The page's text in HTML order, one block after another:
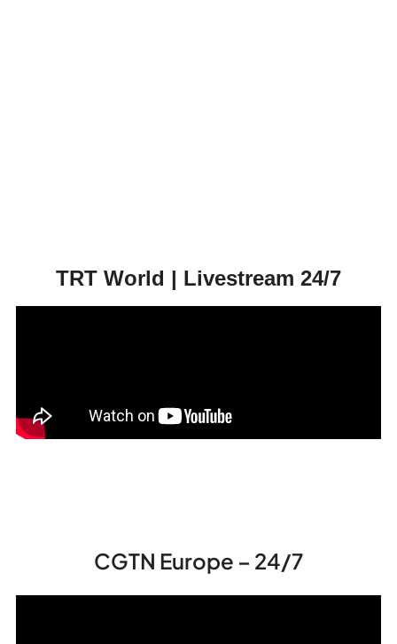
TRT World | Livestream 24/7
CGTN Europe – 24/7